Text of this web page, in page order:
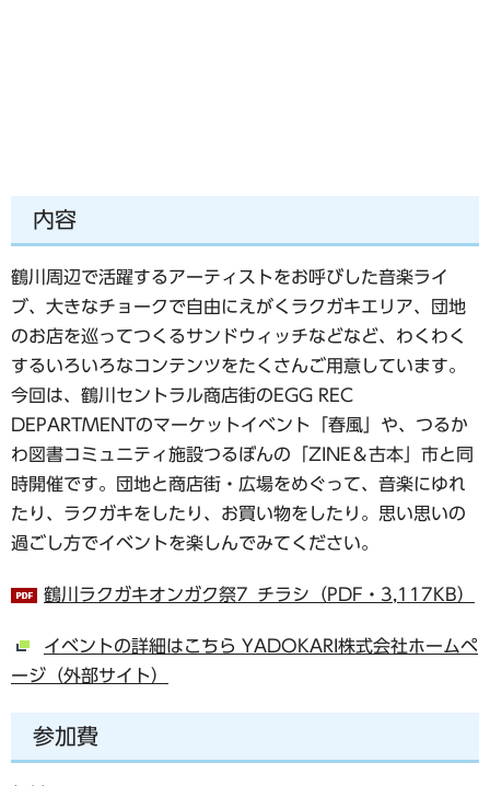
内容
鶴川周辺で活躍するアーティストをお呼びした音楽ライ
ブ、大きなチョークで自由にえがくラクガキエリア、団地
のお店を巡ってつくるサンドウィッチなどなど、わくわく
するいろいろなコンテンツをたくさんご用意しています。
今回は、鶴川セントラル商店街のEGG REC
DEPARTMENTのマーケットイベント「春風」や、つるか
わ図書コミュニティ施設つるぼんの「ZINE＆古本」市と同
時開催です。団地と商店街・広場をめぐって、音楽にゆれ
たり、ラクガキをしたり、お買い物をしたり。思い思いの
過ごし方でイベントを楽しんでみてください。
鶴川ラクガキオンガク祭7_チラシ（PDF・3,117KB）
イベントの詳細はこちら YADOKARI株式会社ホームペ
ージ（外部サイト）
参加費